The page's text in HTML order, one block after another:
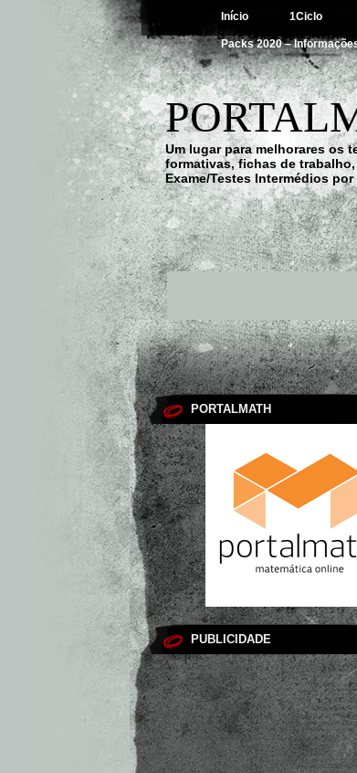
Início 1Ciclo
Packs 2020 –
Um lugar para melhorares os
formativas, fichas de
Exame/Testes Intermédios
PORTALMATH
PUBLICIDADE